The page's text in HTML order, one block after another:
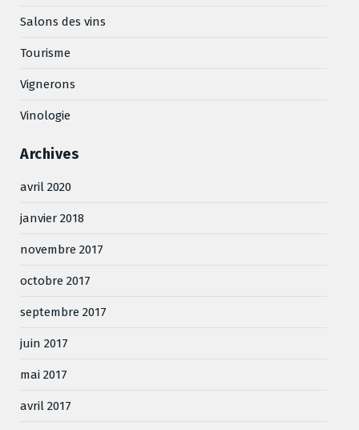
Salons des vins
Tourisme
Vignerons
Vinologie
Archives
avril 2020
janvier 2018
novembre 2017
octobre 2017
septembre 2017
juin 2017
mai 2017
avril 2017